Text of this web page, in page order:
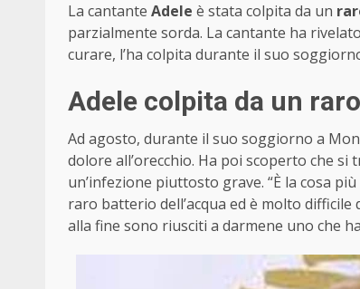
La cantante Adele è stata colpita da un
parzialmente sorda. La cantante ha
curare, l’ha colpita durante il suo
Adele colpita da un
Ad agosto, durante il suo soggiorno a
dolore all’orecchio. Ha poi scoperto che si
un’infezione piuttosto grave. “È la cosa
raro batterio dell’acqua ed è molto
alla fine sono riusciti a darmene uno che